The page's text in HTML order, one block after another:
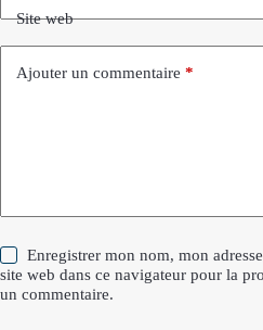
Site web
Ajouter un commentaire *
Enregistrer mon nom, mon
site web dans ce navigateur pour la
un commentaire.